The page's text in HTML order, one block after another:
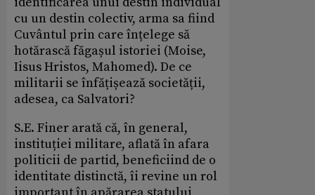
cu un destin colectiv, arma sa fiind
Cuvântul prin care înțelege să
hotărască făgașul istoriei (Moise,
Iisus Hristos, Mahomed). De ce
militarii se înfățișează societății,
adesea, ca Salvatori?
S.E. Finer arată că, în general,
instituției militare, aflată în afara
politicii de partid, beneficiind de o
identitate distinctă, îi revine un rol